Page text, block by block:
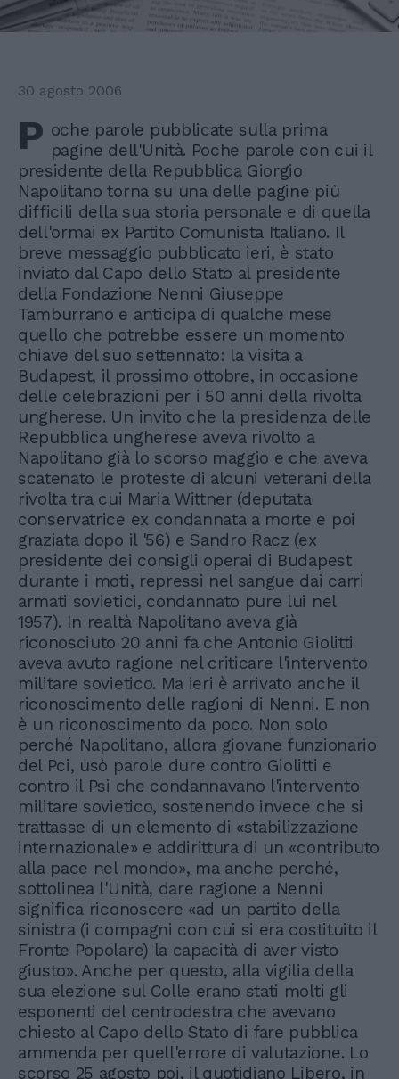
30 agosto 2006
P oche parole pubblicate sulla prima
pagine dell'Unità. Poche parole con cui il
presidente della Repubblica Giorgio
Napolitano torna su una delle pagine più
difficili della sua storia personale e di quella
dell'ormai ex Partito Comunista Italiano. Il
breve messaggio pubblicato ieri, è stato
inviato dal Capo dello Stato al presidente
della Fondazione Nenni Giuseppe
Tamburrano e anticipa di qualche mese
quello che potrebbe essere un momento
chiave del suo settennato: la visita a
Budapest, il prossimo ottobre, in occasione
delle celebrazioni per i 50 anni della rivolta
ungherese. Un invito che la presidenza delle
Repubblica ungherese aveva rivolto a
Napolitano già lo scorso maggio e che aveva
scatenato le proteste di alcuni veterani della
rivolta tra cui Maria Wittner (deputata
conservatrice ex condannata a morte e poi
graziata dopo il '56) e Sandro Racz (ex
presidente dei consigli operai di Budapest
durante i moti, repressi nel sangue dai carri
armati sovietici, condannato pure lui nel
1957). In realtà Napolitano aveva già
riconosciuto 20 anni fa che Antonio Giolitti
aveva avuto ragione nel criticare l'intervento
militare sovietico. Ma ieri è arrivato anche il
riconoscimento delle ragioni di Nenni. E non
è un riconoscimento da poco. Non solo
perché Napolitano, allora giovane funzionario
del Pci, usò parole dure contro Giolitti e
contro il Psi che condannavano l'intervento
militare sovietico, sostenendo invece che si
trattasse di un elemento di «stabilizzazione
internazionale» e addirittura di un «contributo
alla pace nel mondo», ma anche perché,
sottolinea l'Unità, dare ragione a Nenni
significa riconoscere «ad un partito della
sinistra (i compagni con cui si era costituito il
Fronte Popolare) la capacità di aver visto
giusto». Anche per questo, alla vigilia della
sua elezione sul Colle erano stati molti gli
esponenti del centrodestra che avevano
chiesto al Capo dello Stato di fare pubblica
ammenda per quell'errore di valutazione. Lo
scorso 25 agosto poi, il quotidiano Libero, in